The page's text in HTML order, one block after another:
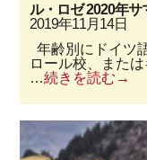
ル・ロゼ 2020年
2019年11月14日
年齢別にドイツ
ロール校、また
…続きを読む